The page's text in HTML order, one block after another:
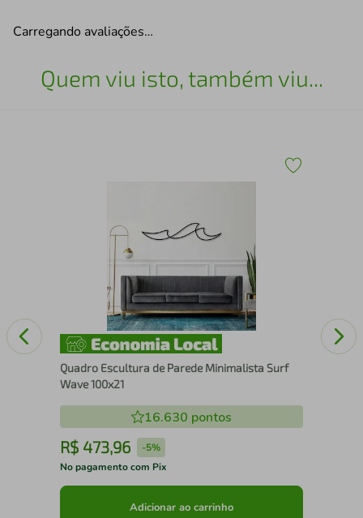
Carregando avaliações…
Quem viu isto, também viu...
Quadro Escultura de Parede Minimalista Surf
Wave 100x21
16.630 pontos
R$ 473,96 -5%
No pagamento com Pix
Adicionar ao carrinho